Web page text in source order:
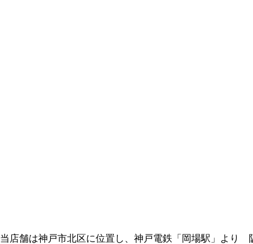
当店舗は神戸市北区に位置し、神戸電鉄「岡場駅」より